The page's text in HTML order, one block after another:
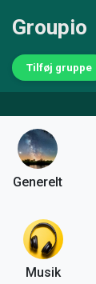
Groupio
Tilføj gruppe
Generelt
Musik